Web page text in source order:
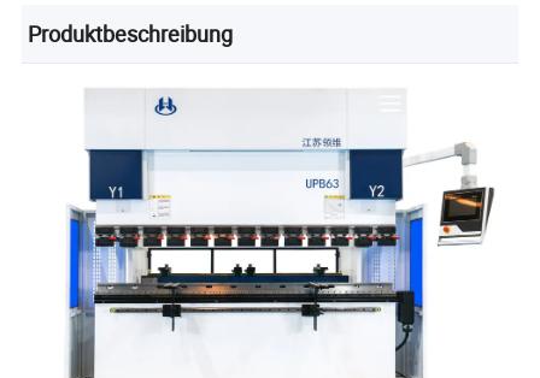
Produktbeschreibung